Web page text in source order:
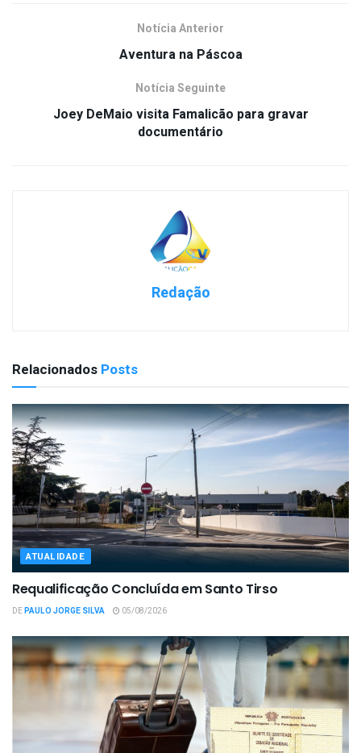
Notícia Anterior
Aventura na Páscoa
Notícia Seguinte
Joey DeMaio visita Famalicão para gravar
documentário
Redação
Relacionados Posts
ATUALIDADE
Requalificação Concluída em Santo Tirso
DEPAULO JORGE SILVA 05/08/2026